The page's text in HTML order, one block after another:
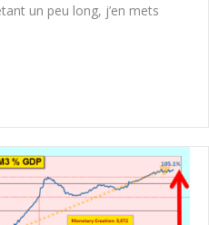
un peu long, j’en mets